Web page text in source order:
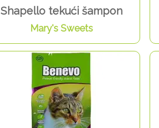
Shapello tekući šampon
Mary's Sweets